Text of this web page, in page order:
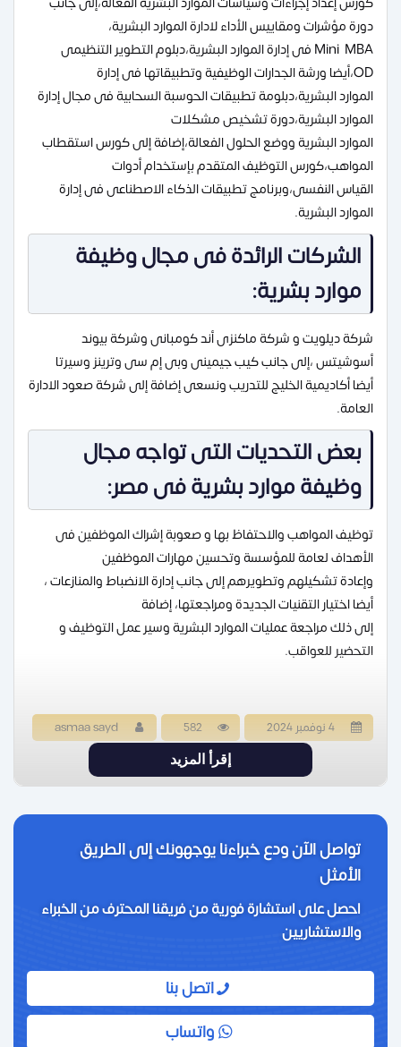
دورة مؤشرات ومقاييس الأداء لادارة الموارد البشرية،
Mini MBA فى إدارة الموارد البشرية،دبلوم التطوير التنظيمى
OD،أيضا ورشة الجدارات الوظيفية وتطبيقاتها فى إدارة
الموارد البشرية،دبلومة تطبيقات الحوسبة السحابية فى مجال إدارة
الموارد البشرية،دورة تشخيص مشكلات
الموارد البشرية ووضع الحلول الفعالة،إضافة إلى كورس استقطاب
المواهب،كورس التوظيف المتقدم بإستخدام أدوات
القياس النفسى،وبرنامج تطبيقات الذكاء الاصطناعى فى إدارة
الموارد البشرية.
الشركات الرائدة فى مجال وظيفة
موارد بشرية:
شركة ديلويت و شركة ماكنزى أند كومبانى وشركة بيوند
أسوشيتس ،إلى جانب كيب جيمينى وبى إم سى وترينز وسيرتا
أيضا أكاديمية الخليج للتدريب ونسعى إضافة إلى شركة صعود الادارة
العامة.
بعض التحديات التى تواجه مجال
وظيفة موارد بشرية فى مصر:
توظيف المواهب والاحتفاظ بها و صعوبة إشراك الموظفين فى
الأهداف لعامة للمؤسسة وتحسين مهارات الموظفين
وإعادة تشكيلهم وتطويرهم إلى جانب إدارة الانضباط والمنازعات ،
أيضا اختيار التقنيات الجديدة ومراجعتها، إضافة
إلى ذلك مراجعة عمليات الموارد البشرية وسير عمل التوظيف و
التحضير للعواقب.
4 نوفمبر 2024 582
asmaa sayd
إقرأ المزيد
تواصل الآن ودع خبراءنا يوجهونك إلى الطريق
الأمثل
احصل على استشارة فورية من فريقنا المحترف من الخبراء
والاستشاريين
اتصل بنا
واتساب